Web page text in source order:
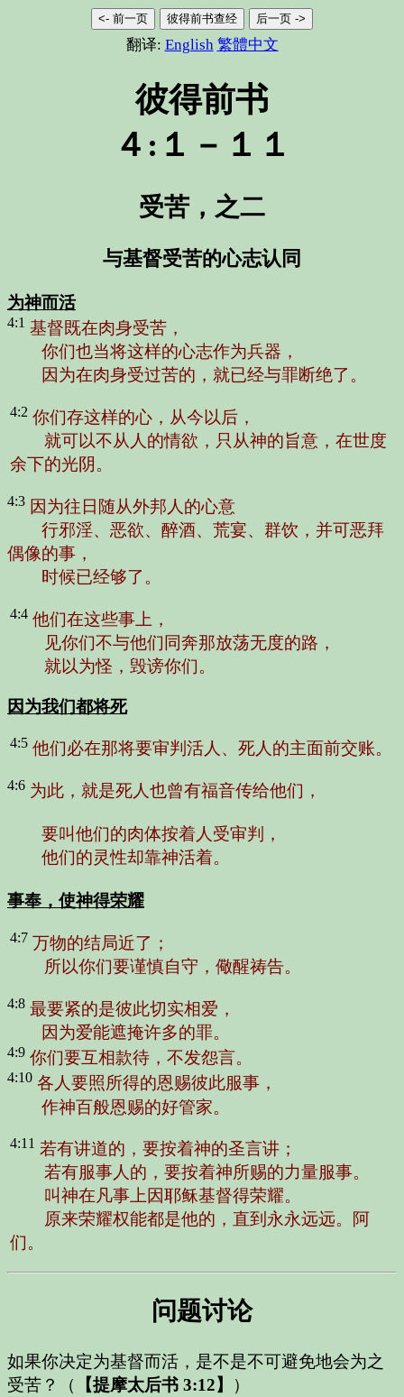
<- 前一页 彼得前书查经 后一页 ->
翻译: English 繁體中文
彼得前书
４:１－１１
受苦，之二
与基督受苦的心志认同
为神而活
4:1 基督既在肉身受苦，
你们也当将这样的心志作为兵器，
因为在肉身受过苦的，就已经与罪断绝了。
4:2 你们存这样的心，从今以后，
就可以不从人的情欲，只从神的旨意，在世度
余下的光阴。
4:3 因为往日随从外邦人的心意
行邪淫、恶欲、醉酒、荒宴、群饮，并可恶拜
偶像的事，
时候已经够了。
4:4 他们在这些事上，
见你们不与他们同奔那放荡无度的路，
就以为怪，毁谤你们。
因为我们都将死
4:5 他们必在那将要审判活人、死人的主面前交账。
4:6 为此，就是死人也曾有福音传给他们，
要叫他们的肉体按着人受审判，
他们的灵性却靠神活着。
事奉，使神得荣耀
4:7 万物的结局近了；
所以你们要谨慎自守，儆醒祷告。
4:8 最要紧的是彼此切实相爱，
因为爱能遮掩许多的罪。
4:9 你们要互相款待，不发怨言。
4:10 各人要照所得的恩赐彼此服事，
作神百般恩赐的好管家。
4:11 若有讲道的，要按着神的圣言讲；
若有服事人的，要按着神所赐的力量服事。
叫神在凡事上因耶稣基督得荣耀。
原来荣耀权能都是他的，直到永永远远。阿
们。
问题讨论
如果你决定为基督而活，是不是不可避免地会为之
受苦？（
【提摩太后书 3:12】
）